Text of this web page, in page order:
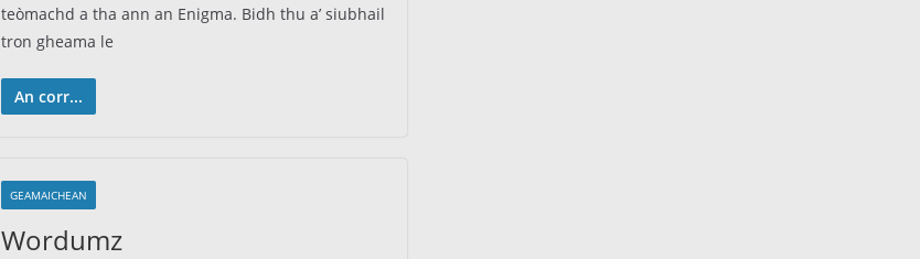
teòmachd a tha ann an Enigma. Bidh thu a’ siubhail
tron gheama le
An corr...
GEAMAICHEAN
Wordumz